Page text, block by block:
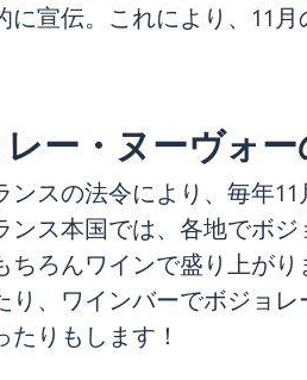
宣伝。これにより、11
ー・ヌーヴォー
スの法令により、毎年
ンス本国では、各地でボ
ちろんワインで盛り上が
り、ワインバーでボジョ
たりもします！